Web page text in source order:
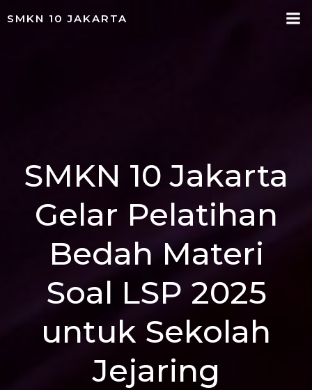
SMKN 10 JAKARTA
SMKN 10 Jakarta
Gelar Pelatihan
Bedah Materi
Soal LSP 2025
untuk Sekolah
Jejaring